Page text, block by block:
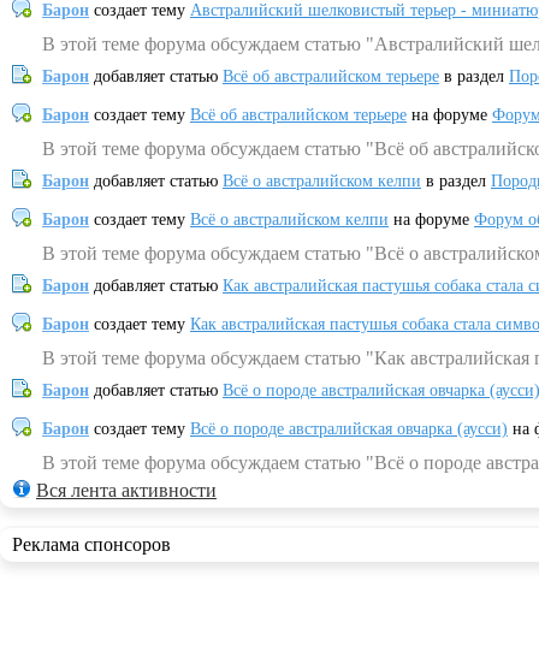
Барон создает тему Австралийский шелковистый терьер -
В этой теме форума обсуждаем статью "Австралийский
Барон добавляет статью Всё об австралийском терьере в раздел
Барон создает тему Всё об австралийском терьере на форуме
В этой теме форума обсуждаем статью "Всё об
Барон добавляет статью Всё о австралийском келпи в раздел
Барон создает тему Всё о австралийском келпи на форуме Форум
В этой теме форума обсуждаем статью "Всё о
Барон добавляет статью Как австралийская пастушья собака
Барон создает тему Как австралийская пастушья собака стала
В этой теме форума обсуждаем статью "Как
Барон добавляет статью Всё о породе австралийская овчарка (аусси)
Барон создает тему Всё о породе австралийская овчарка (аусси) на
В этой теме форума обсуждаем статью "Всё о породе
Вся лента активности
Реклама спонсоров